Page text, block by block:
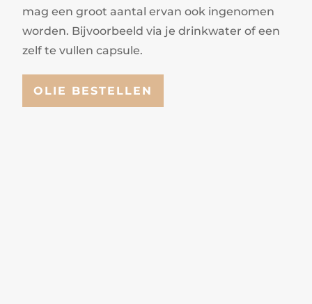
mag een groot aantal ervan ook ingenomen
worden. Bijvoorbeeld via je drinkwater of een
zelf te vullen capsule.
OLIE BESTELLEN